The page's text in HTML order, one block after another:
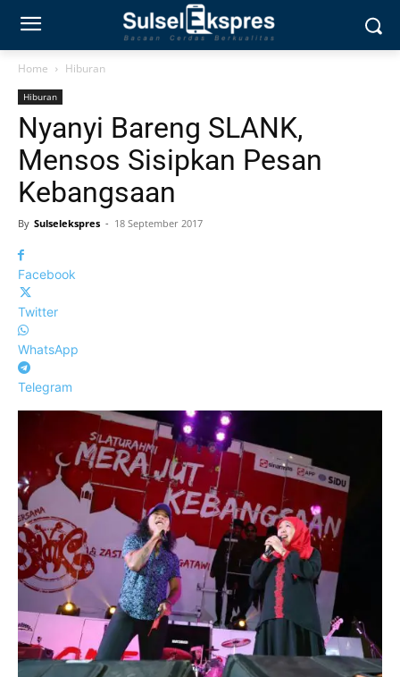
Home Hiburan
Hiburan
Nyanyi Bareng SLANK,
Mensos Sisipkan Pesan
Kebangsaan
By Sulselekspres - 18 September 2017
Facebook
Twitter
WhatsApp
Telegram